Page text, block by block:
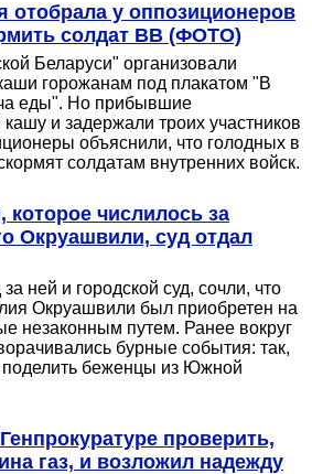
отобрала у оппозиционеров
солдат ВВ (ФОТО)
Беларуси" организовали
горожанам под плакатом "В
еды". Но прибывшие
и задержали троих участников
объяснили, что голодных в
солдатам внутренних войск.
которое числилось за
Окруашвили, суд отдал
ней и городской суд, сочли, что
Окруашвили был приобретен на
незаконным путем. Ранее вокруг
бурные события: так,
поделить беженцы из Южной
проверить,
газ, и возложил надежду